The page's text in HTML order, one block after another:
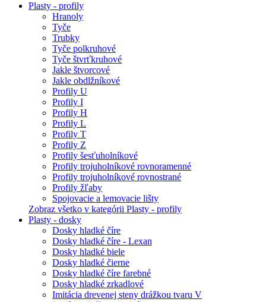
Plasty - profily
Hranoly
Tyče
Trubky
Tyče polkruhové
Tyče štvrťkruhové
Jakle štvorcové
Jakle obdlžníkové
Profily U
Profily I
Profily H
Profily L
Profily T
Profily Z
Profily šesťuholníkové
Profily trojuholníkové rovnoramenné
Profily trojuholníkové rovnostrané
Profily žľaby
Spojovacie a lemovacie lišty
Zobraz všetko v kategórii Plasty - profily
Plasty - dosky
Dosky hladké číre
Dosky hladké číre - Lexan
Dosky hladké biele
Dosky hladké čierne
Dosky hladké číre farebné
Dosky hladké zrkadlové
Imitácia drevenej steny drážkou tvaru V